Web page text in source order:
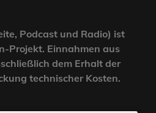
Podcast und Radio) ist
Projekt. Einnahmen aus
dem Erhalt der
technischer Kosten.